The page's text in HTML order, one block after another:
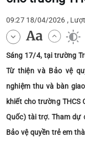
09:27 18/04/2026 ,
Sáng 17/4, tại trường
Từ thiện và Bảo vệ
nghiệm thu và bàn
khiết cho trường THCS
Quốc) tài trợ. Tham dự
Bảo vệ quyền trẻ em